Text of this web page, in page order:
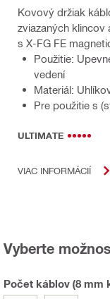
Kovový držiak
zviazaných
s X-FG FE
Použitie:
vedení
Materiál:
Pre použitie s
ULTIMATE
VIAC INFORMÁCIÍ
Vyberte
Počet káblov (8 mm